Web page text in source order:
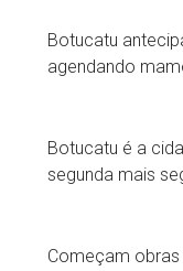
Botucatu
agendando
Botucatu é a
segunda mais
Começam